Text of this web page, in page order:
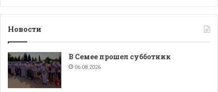
Новости
В Семее прошел субботник
06.08.2026